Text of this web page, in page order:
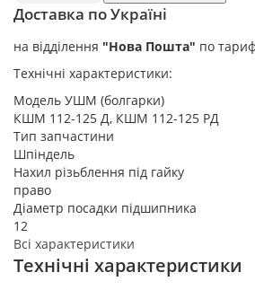
Доставка по Україні
на відділення "Нова Пошта" по
Технічні характеристики:
Модель УШМ (болгарки)
КШМ 112-125 Д, КШМ 112-125 РД
Тип запчастини
Шпіндель
Нахил різьблення під гайку
право
Діаметр посадки підшипника
12
Всі характеристики
Технічні характеристики